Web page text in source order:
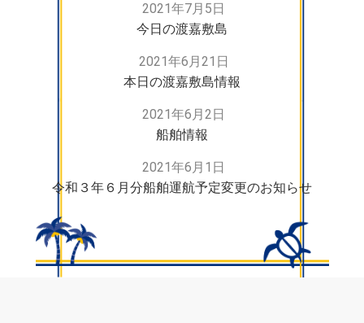
2021年7月5日
今日の渡嘉敷島
2021年6月21日
本日の渡嘉敷島情報
2021年6月2日
船舶情報
2021年6月1日
令和３年６月分船舶運航予定変更のお知らせ